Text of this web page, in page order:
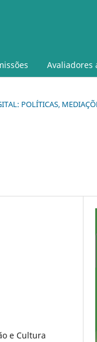
Avaliadores
POLÍTICAS,
e Cultura